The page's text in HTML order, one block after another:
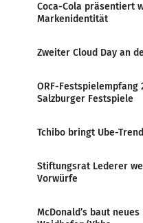
Coca-Cola präsentiert
Markenidentität
Zweiter Cloud Day an
ORF-Festspielempfang
Salzburger Festspiele
Tchibo bringt Ube-
Stiftungsrat Lederer
Vorwürfe
McDonald’s baut